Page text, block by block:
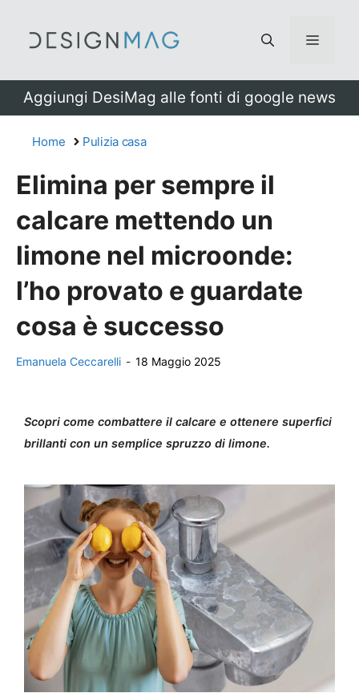
Menu
Aggiungi DesiMag alle fonti di google news
Home Pulizia casa
Elimina per sempre il
calcare mettendo un
limone nel microonde:
l’ho provato e guardate
cosa è successo
Emanuela Ceccarelli - 18 Maggio 2025
Scopri come combattere il calcare e ottenere superfici
brillanti con un semplice spruzzo di limone.